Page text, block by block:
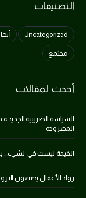
التصنيفات
Uncategorized
مجتمع
أحدث المقالات
السياسة الضريبية
المطروحة
القيمة ليست في
رواد الأعمال يصنعون